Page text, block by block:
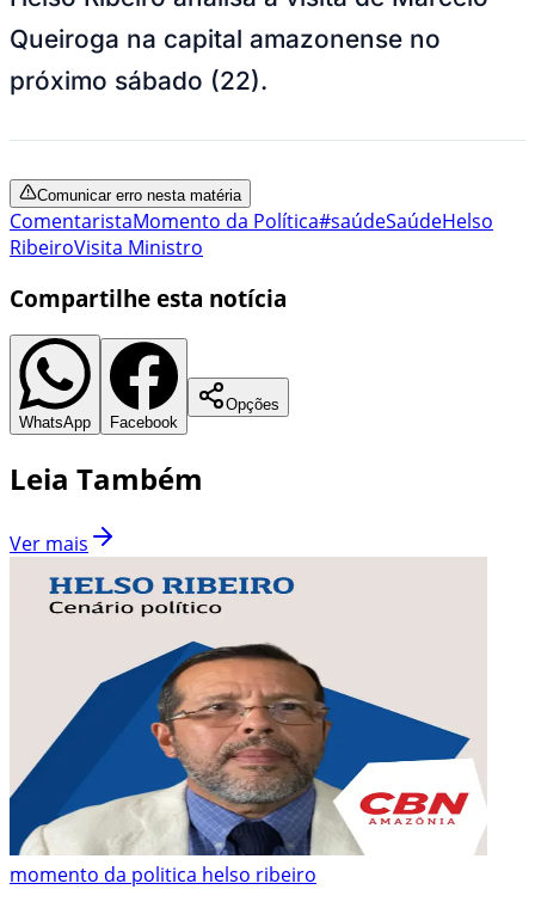
Queiroga na capital amazonense no
próximo sábado (22).
Comunicar erro nesta matéria
ComentaristaMomento da Política#saúdeSaúdeHelso
RibeiroVisita Ministro
Compartilhe esta notícia
WhatsApp Facebook
Opções
Leia Também
Ver mais
momento da politica helso ribeiro